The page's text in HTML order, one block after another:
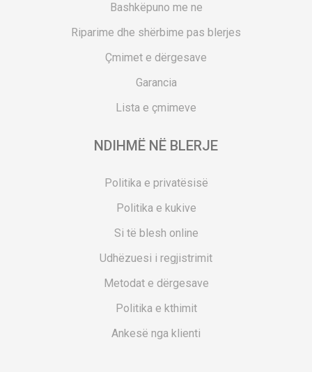
Bashkëpuno me ne
Riparime dhe shërbime pas blerjes
Çmimet e dërgesave
Garancia
Lista e çmimeve
NDIHMË NË BLERJE
Politika e privatësisë
Politika e kukive
Si të blesh online
Udhëzuesi i regjistrimit
Metodat e dërgesave
Politika e kthimit
Ankesë nga klienti